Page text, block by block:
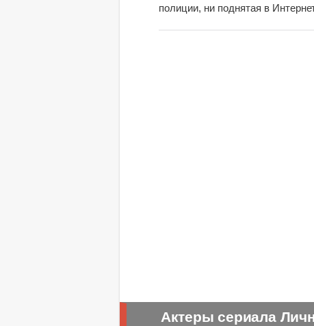
полиции, ни поднятая в
Актеры сериала